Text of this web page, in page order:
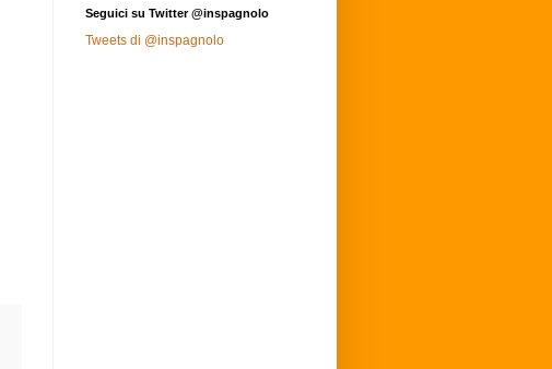
Seguici su Twitter @inspagnolo
Tweets di @inspagnolo